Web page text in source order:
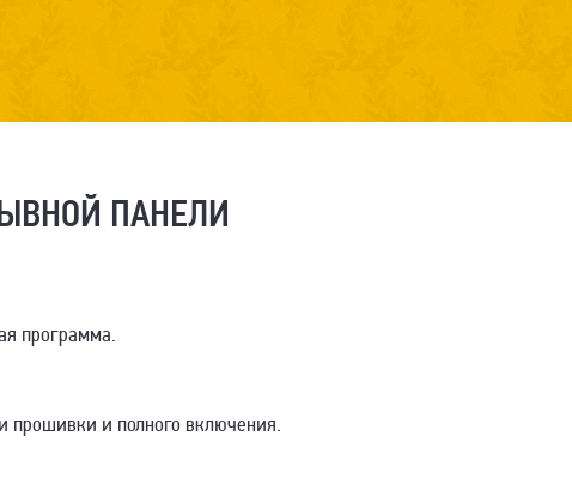
ПАНЕЛИ
программа.
прошивки и полного включения.